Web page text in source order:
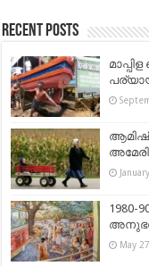
Recent Posts
ആമിഷ്
1980-
May